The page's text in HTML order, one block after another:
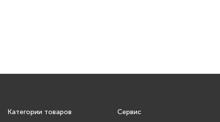
Категории товаров Сервис